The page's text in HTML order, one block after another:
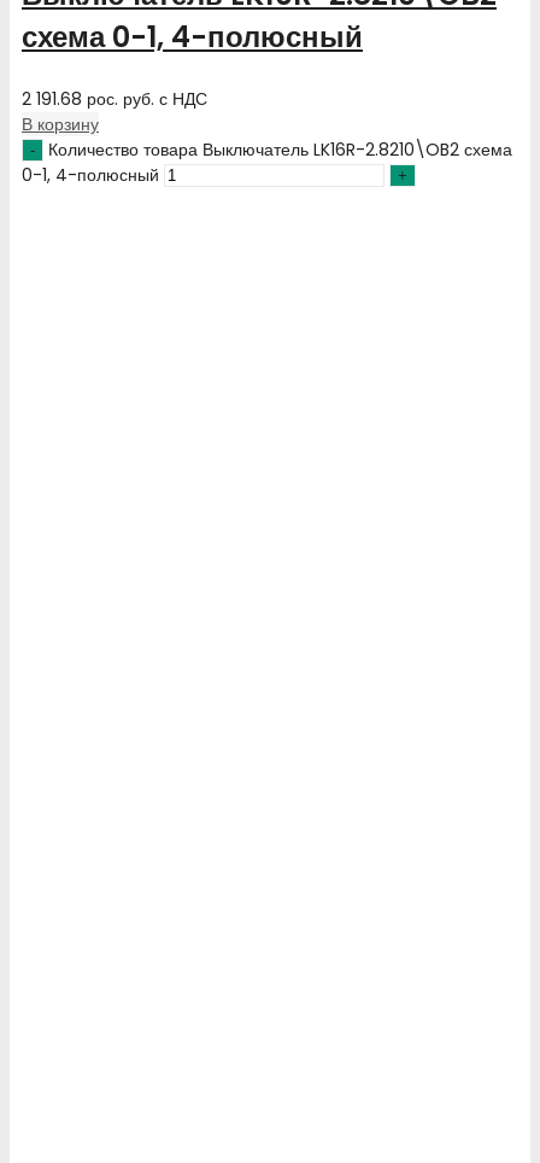
схема 0-1, 4-полюсный
2 191.68 рос. руб. с НДС
В корзину
Количество товара Выключатель LK16R-2.8210\OB2 схема
0-1, 4-полюсный